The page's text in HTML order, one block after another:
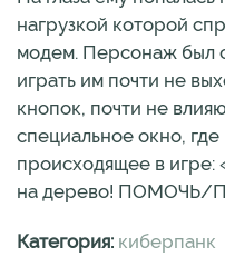
нагрузкой которой
модем. Персонаж был
играть им почти не
кнопок, почти не
специальное окно, где
происходящее в игре:
на дерево! ПОМОЧЬ/
Категория: киберпанк